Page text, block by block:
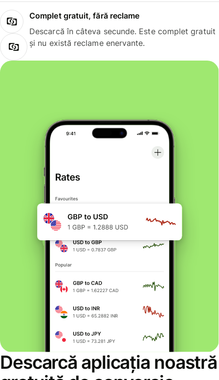
Complet gratuit, fără reclame
Descarcă în câteva secunde. Este complet gratuit
și nu există reclame enervante.
Descarcă aplicația noastră